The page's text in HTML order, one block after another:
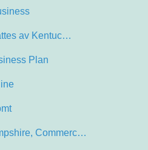
av Kentuc…
Plan
Commerc…